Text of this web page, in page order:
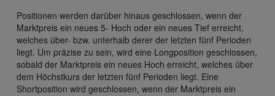
Positionen werden darüber hinaus geschlossen, wenn der
Marktpreis ein neues 5- Hoch oder ein neues Tief erreicht,
welches über- bzw. unterhalb derer der letzten fünf Perioden
liegt. Um präzise zu sein, wird eine Longposition geschlossen,
sobald der Marktpreis ein neues Hoch erreicht, welches über
dem Höchstkurs der letzten fünf Perioden liegt. Eine
Shortposition wird geschlossen, wenn der Marktpreis ein